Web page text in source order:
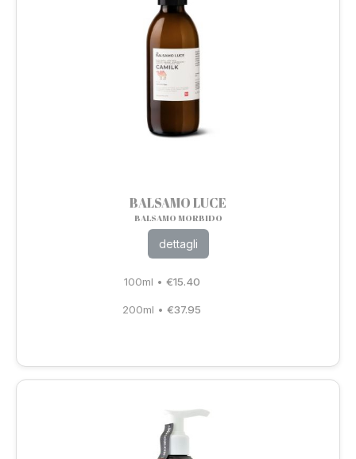
BALSAMO LUCE
BALSAMO MORBIDO
dettagli
100ml • €15.40
200ml •€37.95